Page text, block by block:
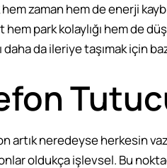
zaman hem de enerji
park kolaylığı hem de
daha da ileriye taşımak için
artık neredeyse herkesin
oldukça işlevsel. Bu